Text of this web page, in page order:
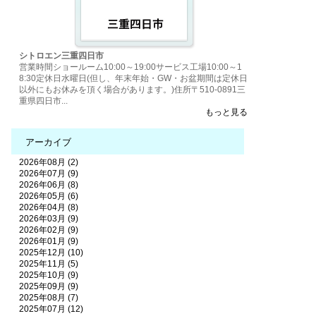
シトロエン三重四日市
営業時間ショールーム10:00～19:00サービス工場10:00～1
8:30定休日水曜日(但し、年末年始・GW・お盆期間は定休日
以外にもお休みを頂く場合があります。)住所〒510-0891三
重県四日市...
もっと見る
アーカイブ
2026年08月 (2)
2026年07月 (9)
2026年06月 (8)
2026年05月 (6)
2026年04月 (8)
2026年03月 (9)
2026年02月 (9)
2026年01月 (9)
2025年12月 (10)
2025年11月 (5)
2025年10月 (9)
2025年09月 (9)
2025年08月 (7)
2025年07月 (12)